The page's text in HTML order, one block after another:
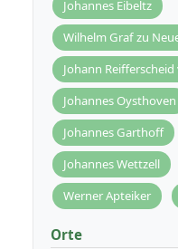
Johannes Eibeltz
Wilhelm Graf zu
Johann Reifferscheid
Johannes Oysthoven
Johannes Garthoff
Johannes Wettzell
Werner Apteiker
Orte